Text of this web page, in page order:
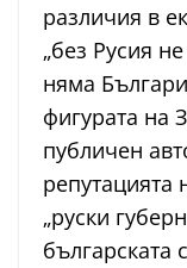
различия в
„без Русия
няма
фигурата на
публичен
репутацията
„руски
българската